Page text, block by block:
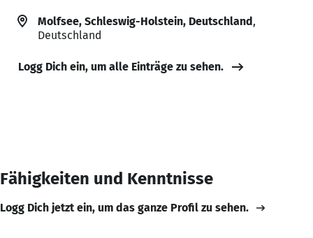
Molfsee, Schleswig-Holstein, Deutschland,
Deutschland
Logg Dich ein, um alle Einträge zu sehen.
Fähigkeiten und Kenntnisse
Logg Dich jetzt ein, um das ganze Profil zu sehen.